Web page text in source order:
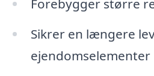
Forebygger større
Sikrer en længere
ejendomselementer